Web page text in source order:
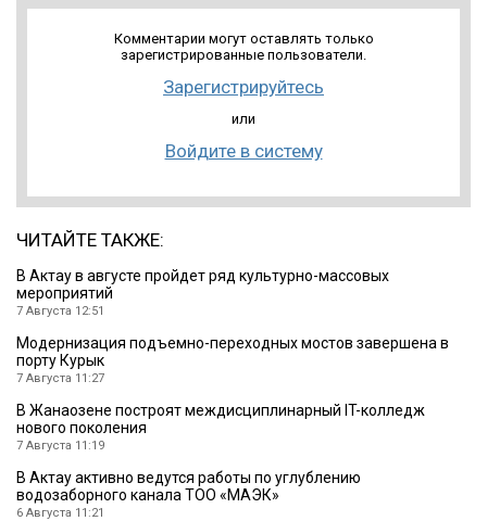
Комментарии могут оставлять только
зарегистрированные пользователи.
Зарегистрируйтесь
или
Войдите в систему
ЧИТАЙТЕ ТАКЖЕ:
В Актау в августе пройдет ряд культурно-массовых
мероприятий
7 Августа 12:51
Модернизация подъемно-переходных мостов завершена в
порту Курык
7 Августа 11:27
В Жанаозене построят междисциплинарный IT-колледж
нового поколения
7 Августа 11:19
В Актау активно ведутся работы по углублению
водозаборного канала ТОО «МАЭК»
6 Августа 11:21